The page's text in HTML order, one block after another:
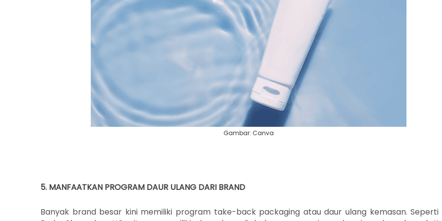
Gambar: Canva
5. MANFAATKAN PROGRAM DAUR ULANG DARI BRAND
Banyak brand besar kini memiliki program take-back packaging atau daur ulang kemasan. Seperti